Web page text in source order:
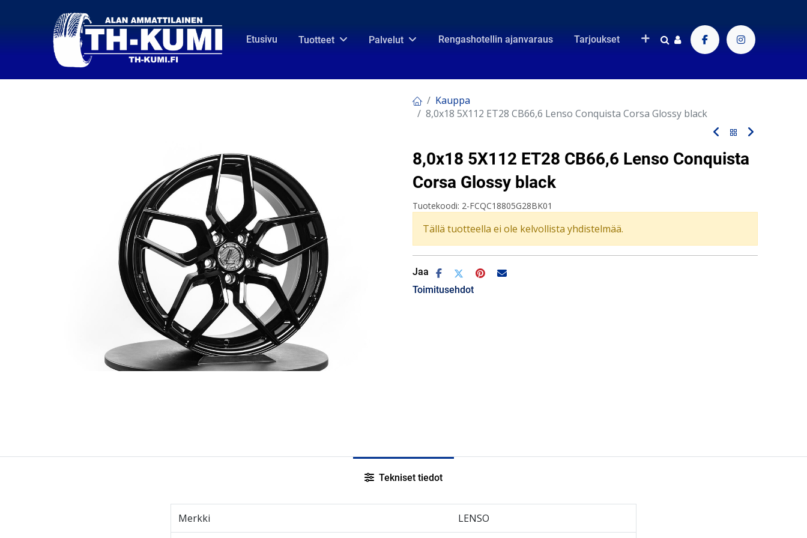
Etusivu Tuotteet Palvelut Rengashotellin ajanvaraus Tarjoukset
Kauppa
8,0x18 5X112 ET28 CB66,6 Lenso Conquista Corsa Glossy black
8,0x18 5X112 ET28 CB66,6 Lenso Conquista
Corsa Glossy black
Tuotekoodi: 2-FCQC18805G28BK01
Tällä tuotteella ei ole kelvollista yhdistelmää.
Jaa
Toimitusehdot
Tekniset tiedot
Merkki LENSO